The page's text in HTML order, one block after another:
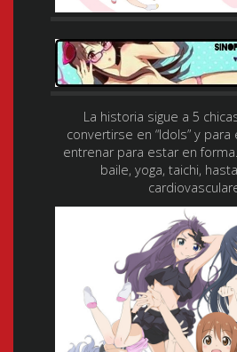
La historia sigue a 5
convertirse en “Idols” y
entrenar para estar en
baile, yoga, taichi,